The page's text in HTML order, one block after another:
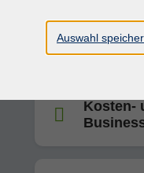
Kosten-
Auswahl